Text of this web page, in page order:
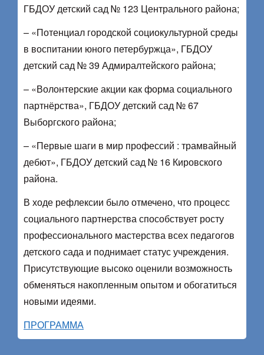
ГБДОУ детский сад № 123 Центрального района;
– «Потенциал городской социокультурной среды
в воспитании юного петербуржца», ГБДОУ
детский сад № 39 Адмиралтейского района;
– «Волонтерские акции как форма социального
партнёрства», ГБДОУ детский сад № 67
Выборгского района;
– «Первые шаги в мир профессий : трамвайный
дебют», ГБДОУ детский сад № 16 Кировского
района.
В ходе рефлексии было отмечено, что процесс
социального партнерства способствует росту
профессионального мастерства всех педагогов
детского сада и поднимает статус учреждения.
Присутствующие высоко оценили возможность
обменяться накопленным опытом и обогатиться
новыми идеями.
ПРОГРАММА